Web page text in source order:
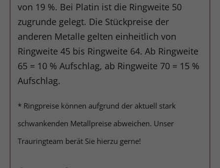
von 19 %. Bei Platin ist die Ringweite 50
zugrunde gelegt. Die Stückpreise der
anderen Metalle gelten einheitlich von
Ringweite 45 bis Ringweite 64. Ab Ringweite
65 = 10 % Aufschlag, ab Ringweite 70 = 15 %
Aufschlag.
* Ringpreise können aufgrund der aktuell stark
schwankenden Metallpreise abweichen. Unser
Trauringteam berät Sie hierzu gerne!